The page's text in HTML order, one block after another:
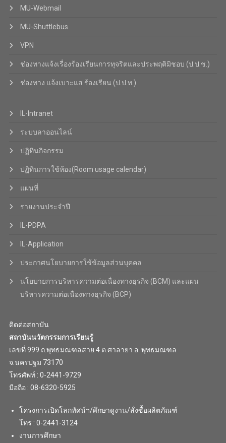
MU-Webmail
MU-Shuttlebus
VPN
ช่องทางแจ้งเรื่องร้องเรียนการทุจริตและประพฤติมิชอบ (ป.ป.ช.)
ช่องทาง แจ้งเบาะแส ร้องเรียน (ป.ป.ท.)
IL-Intranet
ระบบลาออนไลน์
ปฏิทินกิจกรรม
ปฏิทินการใช้ห้อง(Room usage calendar)
แผนที่
รายงานประจำปี
IL-PDPA
IL-Application
ประกาศนโยบายการใช้ข้อมูลส่วนบุคคล
นโยบายการบริหารความต่อเนื่องทางธุรกิจ (BCM) และแผน
บริหารความต่อเนื่องทางธุรกิจ (BCP)
ติดต่อสถาบัน
สถาบันนวัตกรรมการเรียนรู้
เลขที่ 999 ถ.พุทธมณฑลสาย 4 ต.ศาลายา อ. พุทธมณฑล
จ.นครปฐม 73170
โทรศัพท์ : 0-2441-9729
มือถือ : 08-6320-5925
โครงการเปิดโลกทัศน์ฯ/ศึกษาดูงาน/สั่งซื้อผลิตภัณฑ์
โทร : 0-2441-3124
งานการศึกษา